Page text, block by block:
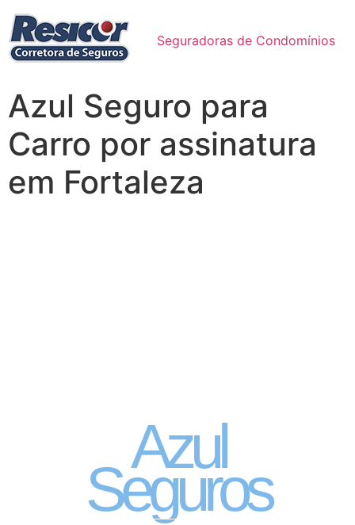
Seguradoras de Condomínios
Azul Seguro para
Carro por assinatura
em Fortaleza
Azul
Seguros